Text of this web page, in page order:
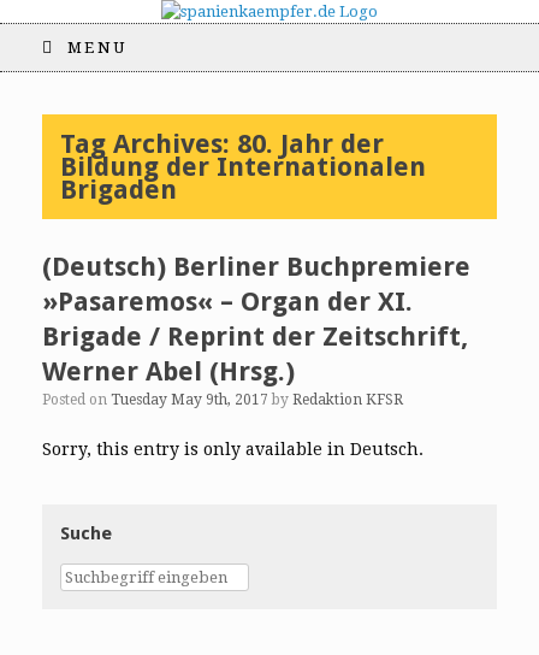
MENU
Tag Archives: 80. Jahr der
Bildung der Internationalen
Brigaden
(Deutsch) Berliner Buchpremiere
»Pasaremos« – Organ der XI.
Brigade / Reprint der Zeitschrift,
Werner Abel (Hrsg.)
Posted on Tuesday May 9th, 2017 by Redaktion KFSR
Sorry, this entry is only available in Deutsch.
Suche